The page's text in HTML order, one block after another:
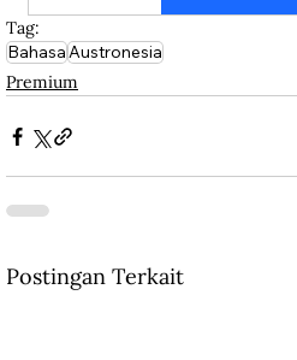
Tag:
BahasaAustronesia
Premium
Postingan Terkait